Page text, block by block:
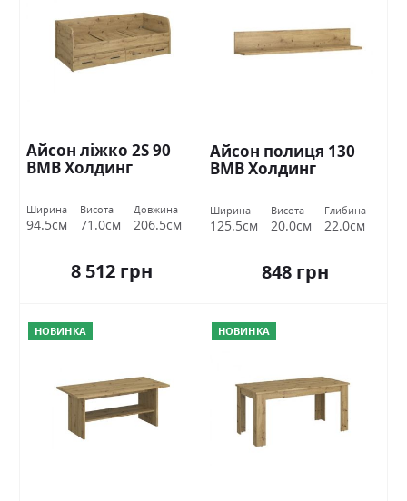
Айсон ліжко 2S 90
ВМВ Холдинг
Ширина
94.5см
Висота
71.0см
Довжина
206.5см
8 512 грн
Айсон полиця 130
ВМВ Холдинг
Ширина
125.5см
Висота
20.0см
Глибина
22.0см
848 грн
НОВИНКА НОВИНКА